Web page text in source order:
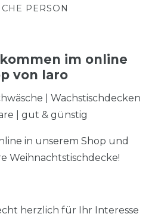
PERSON
im online
von laro
| Wachstischdecken
| gut & günstig
in unserem Shop und
Weihnachtstischdecke!
herzlich für Ihr Interesse